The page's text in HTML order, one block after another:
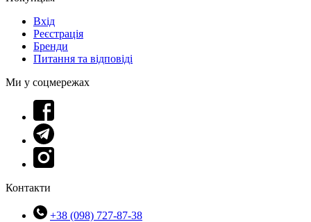
Вхід
Реєстрація
Бренди
Питання та відповіді
Ми у соцмережах
Контакти
+38 (098) 727-87-38